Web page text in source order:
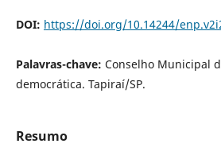
DOI: https://doi.org/10.14244/
Palavras-chave: Conselho Municipal
democrática. Tapiraí/SP.
Resumo